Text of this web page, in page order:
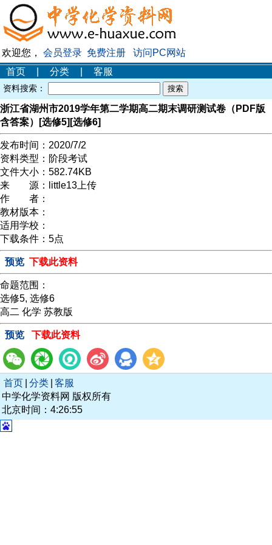
欢迎您， 会员登录 免费注册
访问PC网站
首页
分类 客服
资料搜索：
浙江省湖州市2019学年第二学期高二期末调研测试卷（PDF版
含答案）[选修5][选修6]
发布时间： 2020/7/2
资料类型： 阶段考试
文件大小： 582.74KB
来 源：
little13上传
作 者：
教材版本：
适用学校：
下载条件： 5点
预览 下载此资料
命题范围：
选修5, 选修6
高二 化学 苏教版
预览 下载此资料
首页 分类 客服
中学化学资料网 版权所有
北京时间：4:26:55